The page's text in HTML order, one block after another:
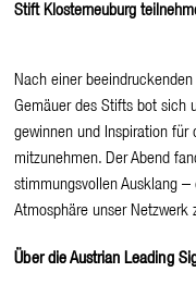
Stift Klosterneuburg
Nach einer
Gemäuer des Stifts bot sich
gewinnen und Inspiration für
mitzunehmen. Der Abend
stimmungsvollen Ausklang
Atmosphäre unser Netzwerk
Über die Austrian Leading